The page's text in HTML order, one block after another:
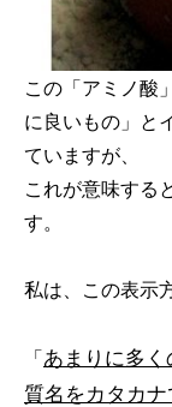
この「アミノ酸
に良いもの」と
ていますが、
これが意味する
す。
私は、この表示
「あまりに多
質名をカタカ